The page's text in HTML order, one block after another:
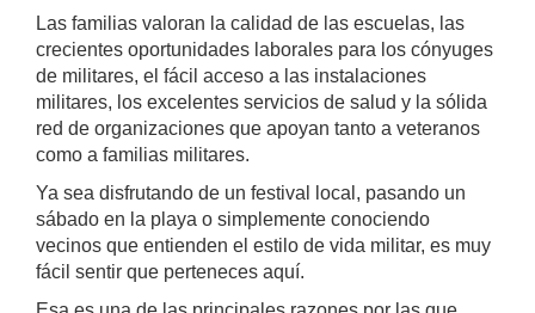
Las familias valoran la calidad de las escuelas, las
crecientes oportunidades laborales para los cónyuges
de militares, el fácil acceso a las instalaciones
militares, los excelentes servicios de salud y la sólida
red de organizaciones que apoyan tanto a veteranos
como a familias militares.
Ya sea disfrutando de un festival local, pasando un
sábado en la playa o simplemente conociendo
vecinos que entienden el estilo de vida militar, es muy
fácil sentir que perteneces aquí.